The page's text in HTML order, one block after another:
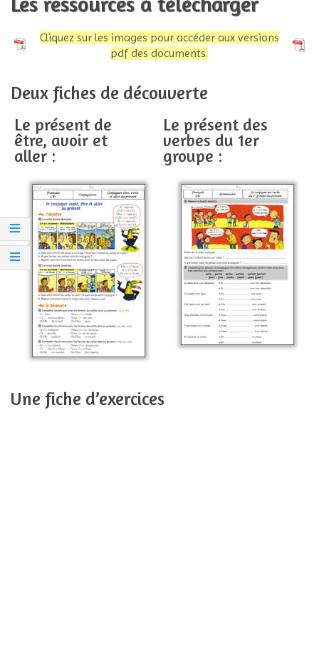
Cliquez sur les images pour accéder aux versions
pdf des documents.
Deux fiches de découverte
Le présent de
être, avoir et
aller :
Le présent des
verbes du 1er
groupe :
Une fiche d’exercices